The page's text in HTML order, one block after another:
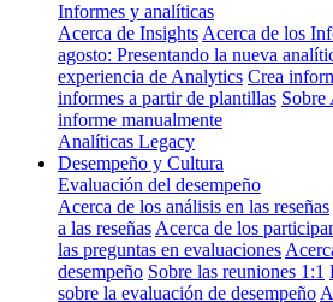
Informes y analíticas
Acerca de Insights Acerca de los
agosto: Presentando la nueva
experiencia de Analytics Crea
informes a partir de plantillas Sobre
informe manualmente
Analíticas Legacy
Desempeño y Cultura
Evaluación del desempeño
Acerca de los análisis en las reseñas
a las reseñas Acerca de los
las preguntas en evaluaciones
desempeño Sobre las reuniones 1:1
sobre la evaluación de desempeño